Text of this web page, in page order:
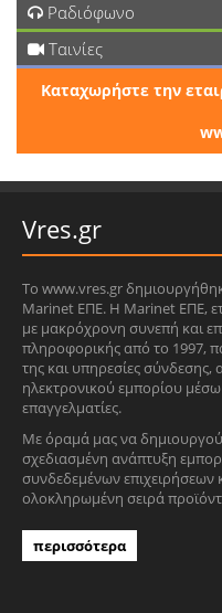
Ραδιόφωνο
Ταινίες
Καταχωρήστε την
Vres.gr
Το www.vres.gr
Marinet ΕΠΕ. Η Marinet ΕΠΕ,
με μακρόχρονη συνεπή και
πληροφορικής από το 1997,
της και υπηρεσίες σύνδεσης,
ηλεκτρονικού εμπορίου
επαγγελματίες.
Με όραμά μας να
σχεδιασμένη ανάπτυξη
συνδεδεμένων
ολοκληρωμένη σειρά
περισσότερα